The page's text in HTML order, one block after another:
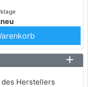
des Herstellers